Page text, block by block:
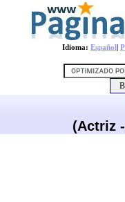
Idioma: Español|
(Actriz